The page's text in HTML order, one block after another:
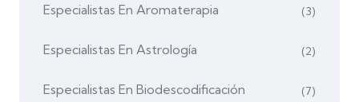
Especialistas En Aromaterapia (3)
Especialistas En Astrología (2)
Especialistas En Biodescodificación (7)